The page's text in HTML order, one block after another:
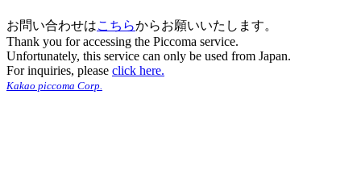
お問い合わせはこちらからお願いいたします。
Thank you for accessing the Piccoma service.
Unfortunately, this service can only be used from Japan.
For inquiries, please click here.
Kakao piccoma Corp.